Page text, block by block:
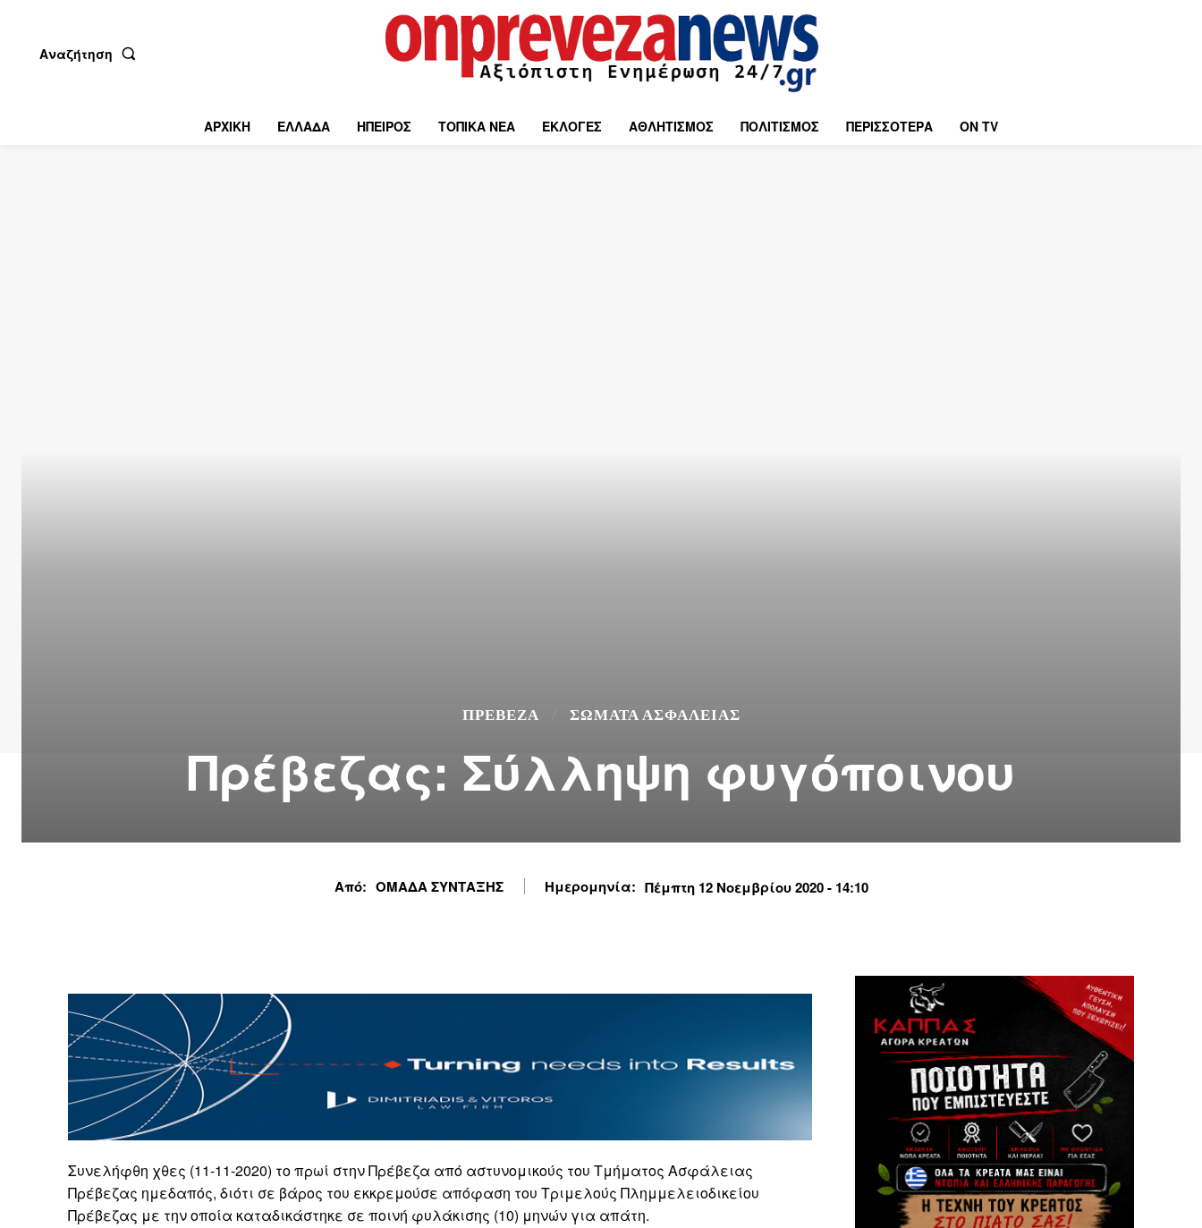
Αναζήτηση
ΑΡΧΙΚΗ ΕΛΛΑΔΑ ΗΠΕΙΡΟΣ ΤΟΠΙΚΑ ΝΕΑ ΕΚΛΟΓΕΣ ΑΘΛΗΤΙΣΜΟΣ ΠΟΛΙΤΙΣΜΟΣ ΠΕΡΙΣΣΟΤΕΡΑ ON TV
ΠΡΕΒΕΖΑ ΣΩΜΑΤΑ ΑΣΦΑΛΕΙΑΣ
Πρέβεζας: Σύλληψη φυγόποινου
Από: ΟΜΑΔΑ ΣΥΝΤΑΞΗΣ Ημερομηνία: Πέμπτη 12 Νοεμβρίου 2020 - 14:10
Συνελήφθη χθες (11-11-2020) το πρωί στην Πρέβεζα από αστυνομικούς του Τμήματος Ασφάλειας
Πρέβεζας ημεδαπός, διότι σε βάρος του εκκρεμούσε απόφαση του Τριμελούς Πλημμελειοδικείου
Πρέβεζας με την οποία καταδικάστηκε σε ποινή φυλάκισης (10) μηνών για απάτη.